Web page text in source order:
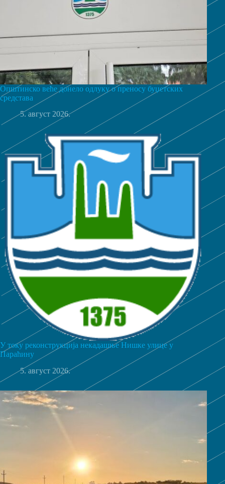
Општинско веће донело одлуку о преносу буџетских
средстава
5. август 2026.
У току реконструкција некадашње Нишке улице у
Параћину
5. август 2026.